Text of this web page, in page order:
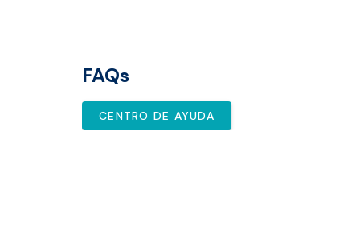
FAQs
CENTRO DE AYUDA